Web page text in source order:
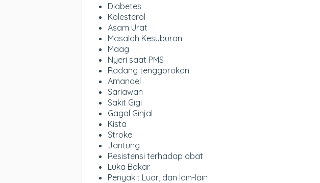
Diabetes
Kolesterol
Asam Urat
Masalah Kesuburan
Maag
Nyeri saat PMS
Radang tenggorokan
Amandel
Sariawan
Sakit Gigi
Gagal Ginjal
Kista
Stroke
Jantung
Resistensi terhadap obat
Luka Bakar
Penyakit Luar, dan lain-lain